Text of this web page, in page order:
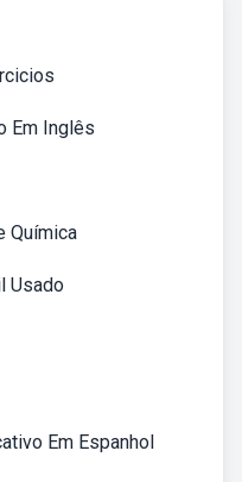
Em Inglês
Química
Usado
Em Espanhol